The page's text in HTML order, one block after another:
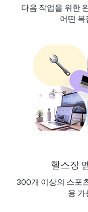
다음 작업을 위한
어떤 복
헬스장
300개 이상의 스포
용 가